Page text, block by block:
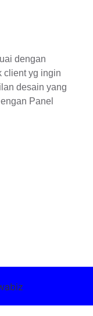
dengan
client yg ingin
desain yang
Panel